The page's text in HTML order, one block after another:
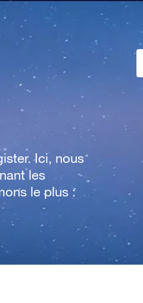
Ici, nous
les
le plus :